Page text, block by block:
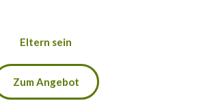
Eltern sein
Zum Angebot